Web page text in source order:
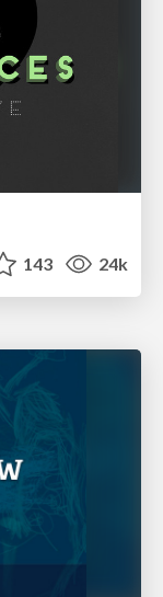
143 24k